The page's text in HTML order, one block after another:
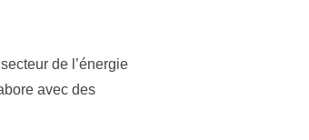
de l’énergie
avec des